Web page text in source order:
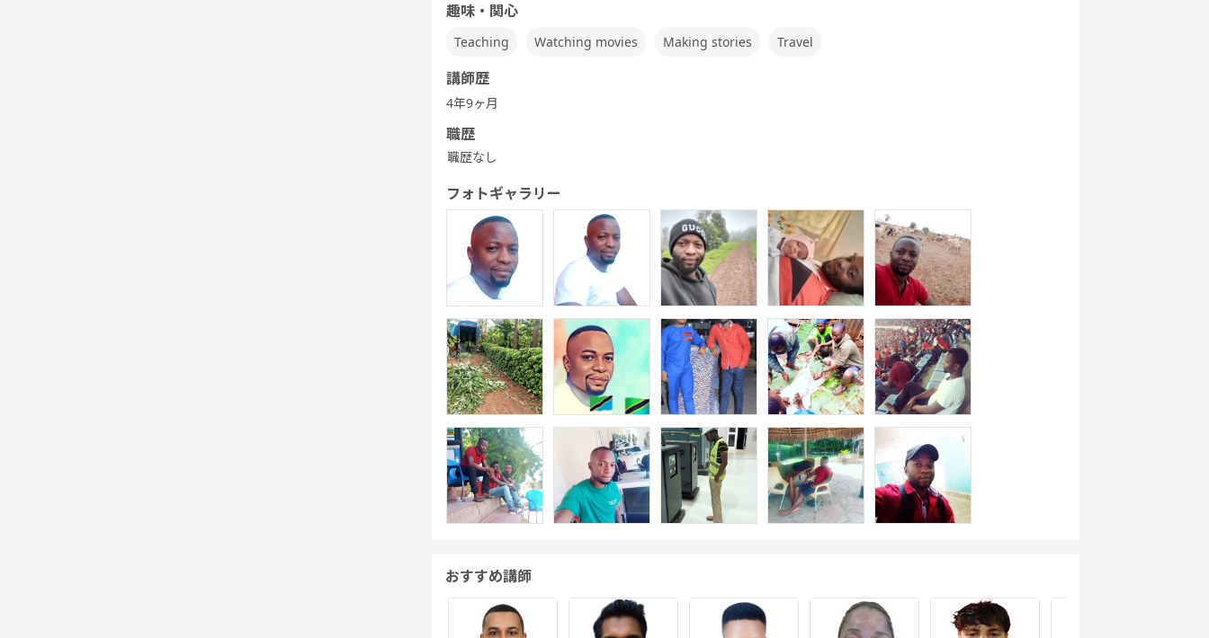
ビジネス英会
話
ワーホリ英会
話 基礎
ワーホリ英会
話 実践
趣味・関心
Teaching Watching movies Making stories Travel
講師歴
4年9ヶ月
職歴
職歴なし
フォトギャラリー
おすすめ講師